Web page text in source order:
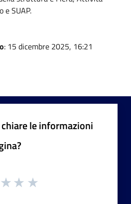
e SUAP.
: 15 dicembre 2025, 16:21
le informazioni